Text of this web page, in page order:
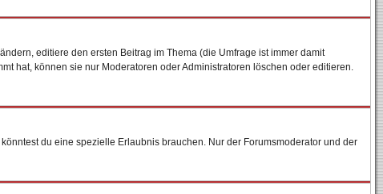
editiere den ersten Beitrag im Thema (die Umfrage ist immer damit
hat, können sie nur Moderatoren oder Administratoren löschen oder editieren.
du eine spezielle Erlaubnis brauchen. Nur der Forumsmoderator und der